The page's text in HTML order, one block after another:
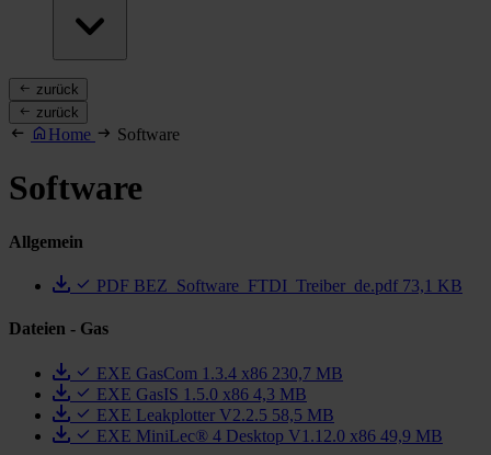
zurück
zurück
Home Software
Software
Allgemein
PDF BEZ_Software_FTDI_Treiber_de.pdf 73,1 KB
Dateien - Gas
EXE GasCom 1.3.4 x86 230,7 MB
EXE GasIS 1.5.0 x86 4,3 MB
EXE Leakplotter V2.2.5 58,5 MB
EXE MiniLec® 4 Desktop V1.12.0 x86 49,9 MB